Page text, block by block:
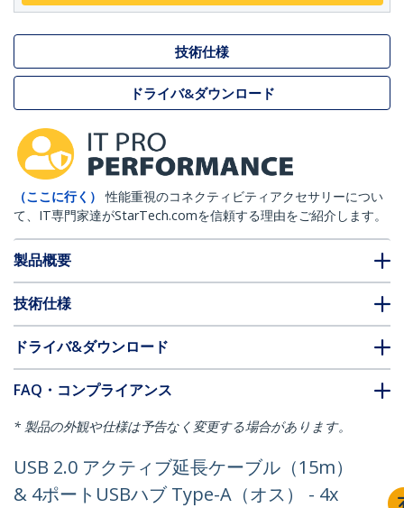
技術仕様
ドライバ&ダウンロード
（ここに行く）
性能重視のコネクティビティアクセサリーについ
て、IT専門家達がStarTech.comを信頼する理由をご紹介します。
製品概要
技術仕様
ドライバ&ダウンロード
FAQ・コンプライアンス
* 製品の外観や仕様は予告なく変更する場合があります。
USB 2.0 アクティブ延長ケーブル（15m）
& 4ポートUSBハブ Type-A（オス） - 4x